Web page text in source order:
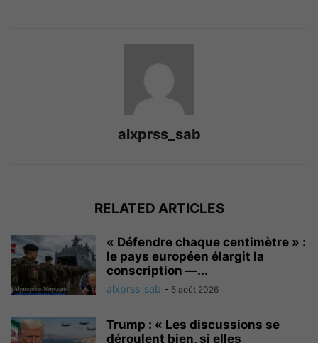
alxprss_sab
RELATED ARTICLES
« Défendre chaque centimètre » :
le pays européen élargit la
conscription —...
alxprss_sab - 5 août 2026
Trump : « Les discussions se
déroulent bien, si elles